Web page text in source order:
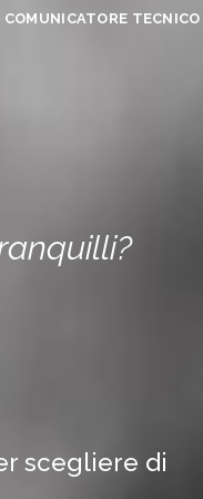
COMUNICATORE TECNICO
scegliere di